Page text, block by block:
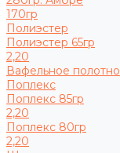
170гр
Полиэстер
Полиэстер 65гр
2,20
Вафельное полотно
Поплекс
Поплекс 85гр
2,20
Поплекс 80гр
2,20